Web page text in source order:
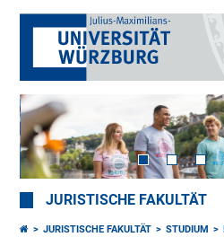
JURISTISCHE FAKULTÄT
JURISTISCHE FAKULTÄT STUDIUM